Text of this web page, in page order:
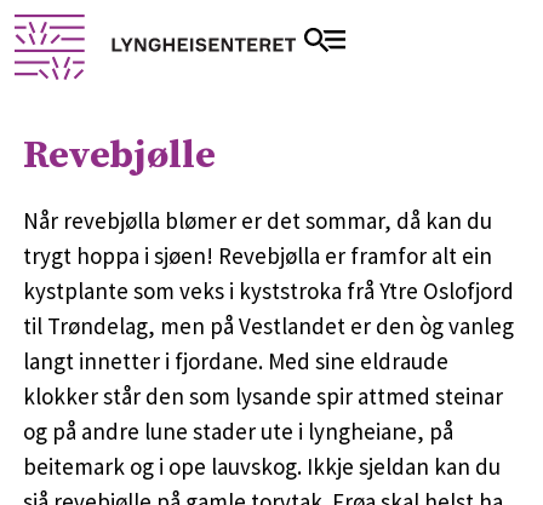
Revebjølle
Når revebjølla blømer er det sommar, då kan du
trygt hoppa i sjøen! Revebjølla er framfor alt ein
kystplante som veks i kyststroka frå Ytre Oslofjord
til Trøndelag, men på Vestlandet er den òg vanleg
langt innetter i fjordane. Med sine eldraude
klokker står den som lysande spir attmed steinar
og på andre lune stader ute i lyngheiane, på
beitemark og i ope lauvskog. Ikkje sjeldan kan du